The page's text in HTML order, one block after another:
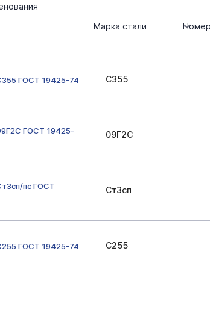
Марка стали
ГОСТ 19425-74 С355
ГОСТ 19425-
09Г2С
пс ГОСТ
Ст3сп
ГОСТ 19425-74 С255